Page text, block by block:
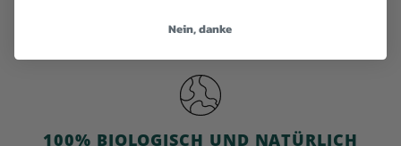
100% BIOLOGISCH UND NATÜRLICH
Nein, danke